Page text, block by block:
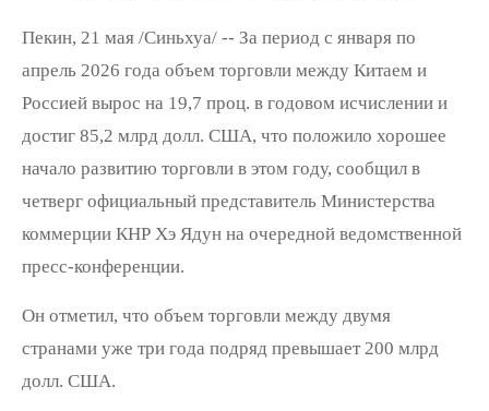
Пекин, 21 мая /Синьхуа/ -- За период с января по
апрель 2026 года объем торговли между Китаем и
Россией вырос на 19,7 проц. в годовом исчислении и
достиг 85,2 млрд долл. США, что положило хорошее
начало развитию торговли в этом году, сообщил в
четверг официальный представитель Министерства
коммерции КНР Хэ Ядун на очередной ведомственной
пресс-конференции.
Он отметил, что объем торговли между двумя
странами уже три года подряд превышает 200 млрд
долл. США.